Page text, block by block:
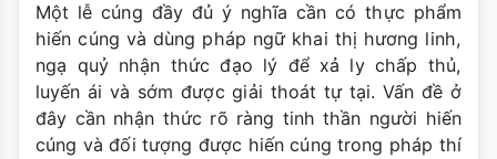
Một lễ cúng đầy đủ ý nghĩa cần có thực phẩm
hiến cúng và dùng pháp ngữ khai thị hương linh,
ngạ quỷ nhận thức đạo lý để xả ly chấp thủ,
luyến ái và sớm được giải thoát tự tại. Vấn đề ở
đây cần nhận thức rõ ràng tinh thần người hiến
cúng và đối tượng được hiến cúng trong pháp thí